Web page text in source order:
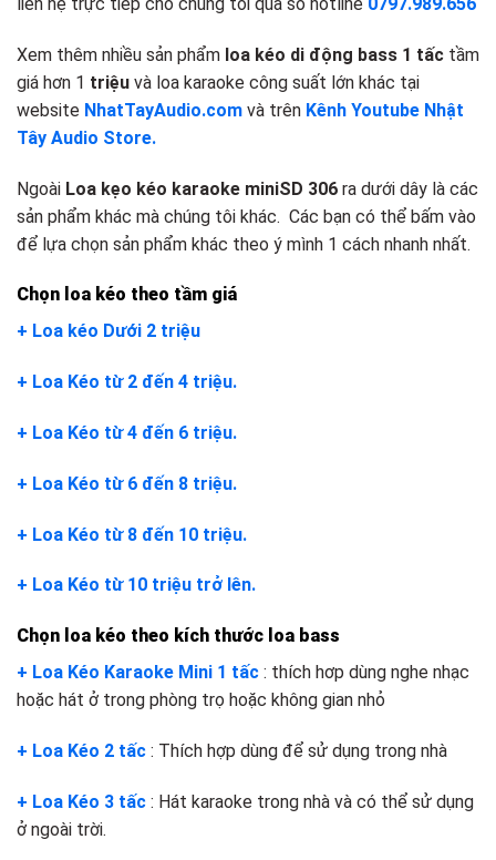
Xem thêm nhiều sản phẩm loa kéo di động bass 1 tấc tầm
giá hơn 1 triệu và loa karaoke công suất lớn khác tại
website NhatTayAudio.com và trên Kênh Youtube Nhật
Tây Audio Store.
Ngoài Loa kẹo kéo karaoke miniSD 306 ra dưới dây là các
sản phẩm khác mà chúng tôi khác. Các bạn có thể bấm vào
để lựa chọn sản phẩm khác theo ý mình 1 cách nhanh nhất.
Chọn loa kéo theo tầm giá
+ Loa kéo Dưới 2 triệu
+ Loa Kéo từ 2 đến 4 triệu.
+ Loa Kéo từ 4 đến 6 triệu.
+ Loa Kéo từ 6 đến 8 triệu.
+ Loa Kéo từ 8 đến 10 triệu.
+ Loa Kéo từ 10 triệu trở lên.
Chọn loa kéo theo kích thước loa bass
+ Loa Kéo Karaoke Mini 1 tấc : thích hơp dùng nghe nhạc
hoặc hát ở trong phòng trọ hoặc không gian nhỏ
+ Loa Kéo 2 tấc : Thích hợp dùng để sử dụng trong nhà
+ Loa Kéo 3 tấc : Hát karaoke trong nhà và có thể sử dụng
ở ngoài trời.